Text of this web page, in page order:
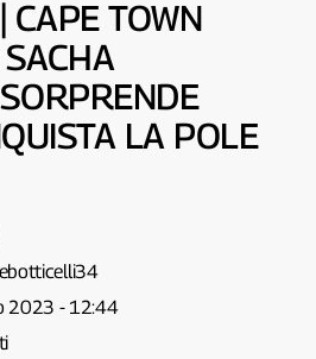
CAPE TOWN
LA POLE
2023 - 12:44